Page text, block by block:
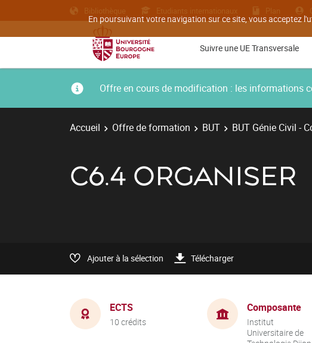
En poursuivant votre navigation sur ce site, vous acceptez
Bibliothèque Etudiants internationaux Plan
Suivre une UE Transversale
Offre en cours de modification : les informations
Accueil Offre de formation BUT BUT Génie Civil -
C6.4 ORGANISER
Ajouter à la sélection Télécharger
ECTS
10 crédits
Composante
Institut
Universitaire de